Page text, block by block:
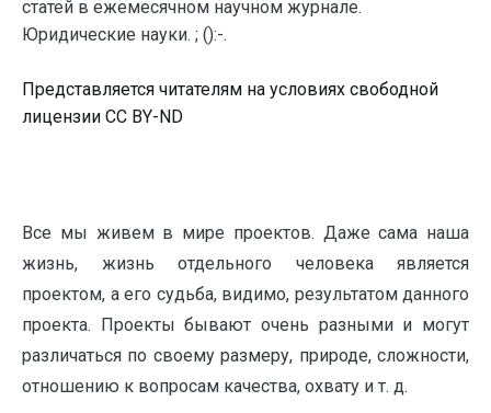
статей в ежемесячном научном журнале.
Юридические науки. ; ():-.
Представляется читателям на условиях свободной
лицензии CC BY-ND
Все мы живем в мире проектов. Даже сама наша
жизнь, жизнь отдельного человека является
проектом, а его судьба, видимо, результатом данного
проекта. Проекты бывают очень разными и могут
различаться по своему размеру, природе, сложности,
отношению к вопросам качества, охвату и т. д.